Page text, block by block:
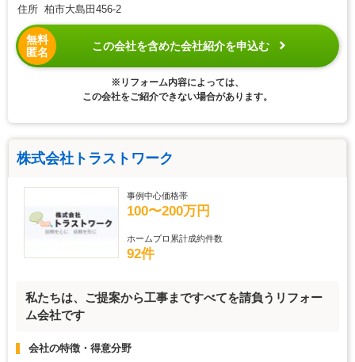
住所 柏市大島田456-2
無料
匿名
この会社を含めた会社紹介を申込む
※リフォーム内容によっては、
この会社をご紹介できない場合があります。
株式会社トラストワーク
事例中心価格帯
100〜200万円
ホームプロ累計成約件数
92件
私たちは、ご提案から工事まですべてを請負うリフォー
ム会社です
会社の特徴・得意分野